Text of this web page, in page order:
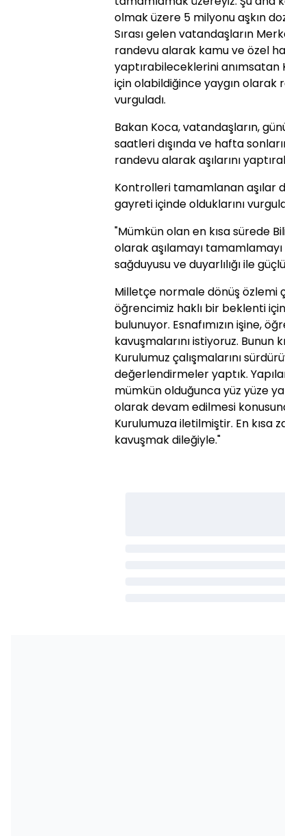
olmak üzere 5 milyonu aşkın
Sırası gelen vatandaşların
randevu alarak kamu ve özel
yaptırabileceklerini anımsatan
için olabildiğince yaygın olarak
vurguladı.
Bakan Koca, vatandaşların,
saatleri dışında ve hafta
randevu alarak aşılarını
Kontrolleri tamamlanan aşılar
gayreti içinde olduklarını
"Mümkün olan en kısa sürede
olarak aşılamayı
sağduyusu ve duyarlılığı ile
Milletçe normale dönüş özlemi
öğrencimiz haklı bir beklenti
bulunuyor. Esnafımızın işine,
kavuşmalarını istiyoruz.
Kurulumuz çalışmalarını
değerlendirmeler yaptık.
mümkün olduğunca yüz yüze
olarak devam edilmesi
Kurulumuza iletilmiştir. En kısa
kavuşmak dileğiyle."